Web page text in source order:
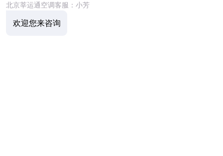
北京莘运通空调客服：小芳
欢迎您来咨询